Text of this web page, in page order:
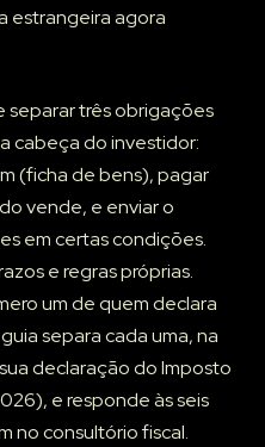
estrangeira agora
separar três obrigações
cabeça do investidor:
(ficha de bens), pagar
vende, e enviar o
em certas condições.
e regras próprias.
um de quem declara
separa cada uma, na
declaração do Imposto
e responde às seis
no consultório fiscal.